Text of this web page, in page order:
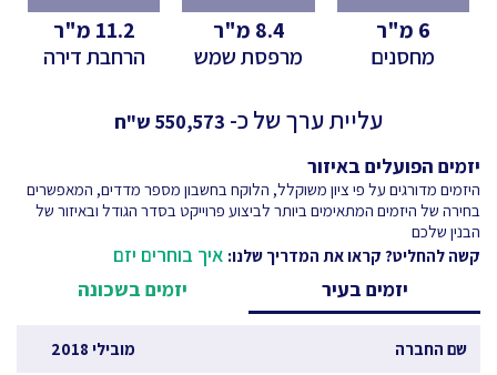
6 מ"ר
מחסנים
8.4 מ"ר
מרפסת שמש
11.2 מ"ר
הרחבת דירה
עליית ערך של כ-
ש"ח
יזמים הפועלים באיזור
היזמים מדורגים על פי ציון משוקלל, הלוקח בחשבון מספר מדדים, המאפשרים
בחירה של היזמים המתאימים ביותר לביצוע פרוייקט בסדר הגודל ובאיזור של
הבנין שלכם
קשה להחליט? קראו את המדריך שלנו: איך בוחרים יזם
יזמים בעיר
יזמים בשכונה
שם החברה מובילי 2018